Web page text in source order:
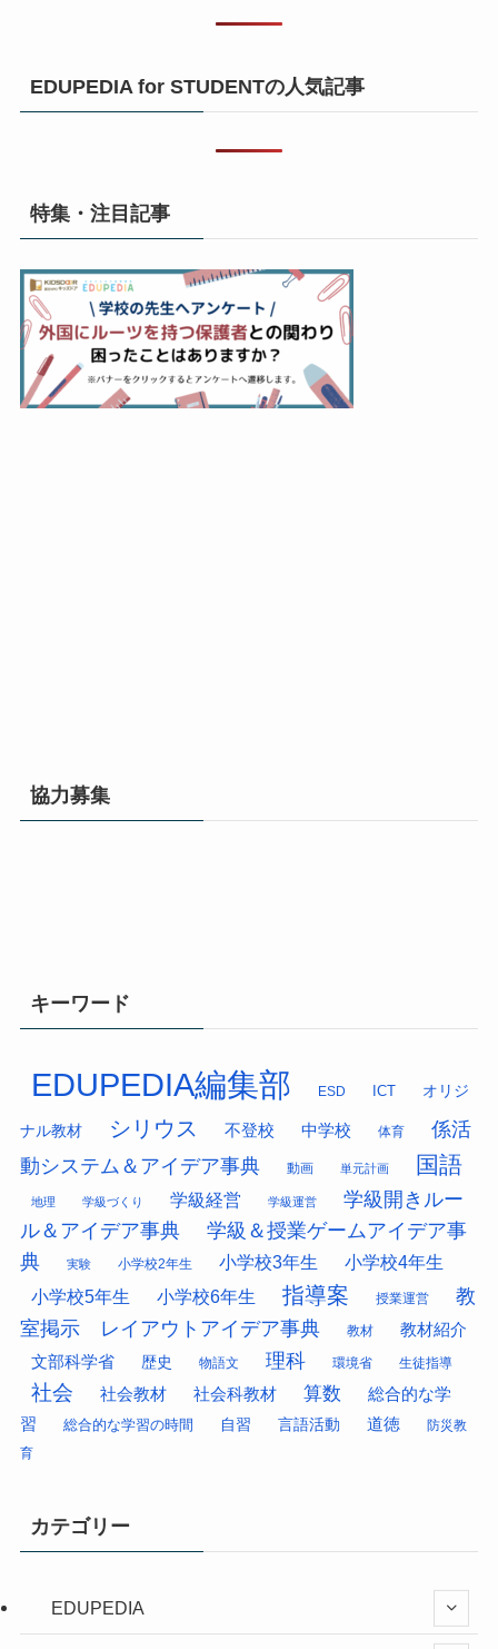
EDUPEDIA for STUDENTの人気記事
特集・注目記事
協力募集
キーワード
EDUPEDIA編集部 ESD ICT オリジ
ナル教材 シリウス 不登校 中学校 体育
係活
動システム＆アイデア事典
動画 単元計画 国語
地理 学級づくり 学級経営 学級運営
学級開きルー
ル＆アイデア事典
学級＆授業ゲームアイデア事
典
実験 小学校2年生 小学校3年生
小学校4年生
小学校5年生
小学校6年生 指導案 授業運営
教
室掲示 レイアウトアイデア事典
教材 教材紹介
文部科学省 歴史 物語文 理科 環境省 生徒指導
社会 社会教材 社会科教材 算数
総合的な学
習
総合的な学習の時間 自習 言語活動 道徳 防災教
育
カテゴリー
EDUPEDIA